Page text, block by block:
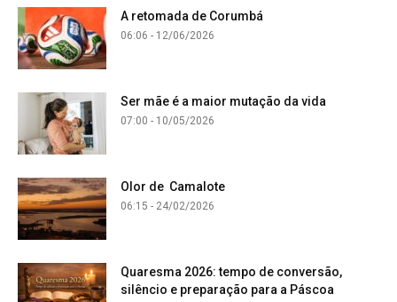
A retomada de Corumbá
06:06 - 12/06/2026
Ser mãe é a maior mutação da vida
07:00 - 10/05/2026
Olor de Camalote
06:15 - 24/02/2026
Quaresma 2026: tempo de conversão,
silêncio e preparação para a Páscoa